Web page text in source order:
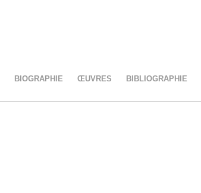
BIOGRAPHIE ŒUVRES BIBLIOGRAPHIE